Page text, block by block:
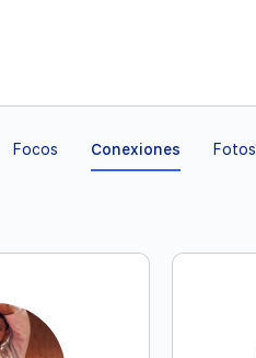
Focos Conexiones Fotos